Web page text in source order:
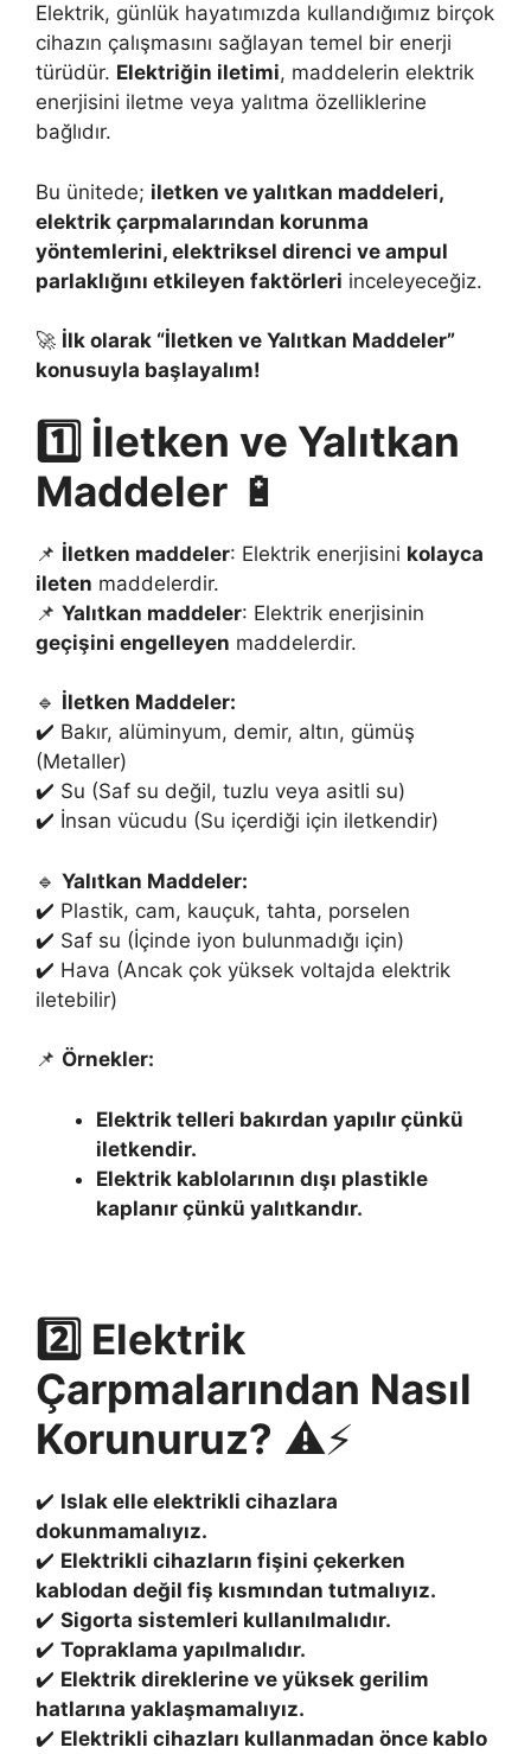
Elektrik, günlük hayatımızda kullandığımız birçok
cihazın çalışmasını sağlayan temel bir enerji
türüdür. Elektriğin iletimi, maddelerin elektrik
enerjisini iletme veya yalıtma özelliklerine
bağlıdır.
Bu ünitede; iletken ve yalıtkan maddeleri,
elektrik çarpmalarından korunma
yöntemlerini, elektriksel direnci ve ampul
parlaklığını etkileyen faktörleri inceleyeceğiz.
🚀 İlk olarak “İletken ve Yalıtkan Maddeler”
konusuyla başlayalım!
1️⃣ İletken ve Yalıtkan
Maddeler 🔋
📌 İletken maddeler: Elektrik enerjisini kolayca
ileten maddelerdir.
📌 Yalıtkan maddeler: Elektrik enerjisinin
geçişini engelleyen maddelerdir.
🔹 İletken Maddeler:
✔️ Bakır, alüminyum, demir, altın, gümüş
(Metaller)
✔️ Su (Saf su değil, tuzlu veya asitli su)
✔️ İnsan vücudu (Su içerdiği için iletkendir)
🔹 Yalıtkan Maddeler:
✔️ Plastik, cam, kauçuk, tahta, porselen
✔️ Saf su (İçinde iyon bulunmadığı için)
✔️ Hava (Ancak çok yüksek voltajda elektrik
iletebilir)
📌 Örnekler:
Elektrik telleri bakırdan yapılır çünkü
iletkendir.
Elektrik kablolarının dışı plastikle
kaplanır çünkü yalıtkandır.
2️⃣ Elektrik
Çarpmalarından Nasıl
Korunuruz? ⚠️⚡
✔️ Islak elle elektrikli cihazlara
dokunmamalıyız.
✔️ Elektrikli cihazların fişini çekerken
kablodan değil fiş kısmından tutmalıyız.
✔️ Sigorta sistemleri kullanılmalıdır.
✔️ Topraklama yapılmalıdır.
✔️ Elektrik direklerine ve yüksek gerilim
hatlarına yaklaşmamalıyız.
✔️ Elektrikli cihazları kullanmadan önce kablo